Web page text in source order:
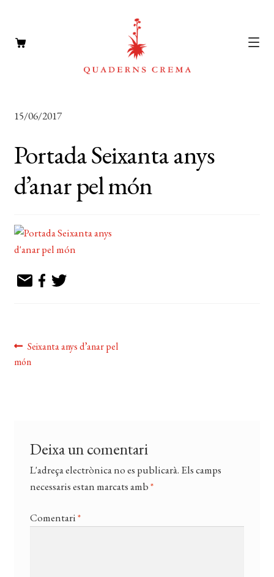
NOTÍCIES
L’EDITORIAL
DISTRIBUCIÓ
WISHLIST
15/06/2017
Portada Seixanta anys
d’anar pel món
Navegació
d'entrades
Entrada
anterior:
Seixanta anys d’anar pel
món
Deixa un comentari
L'adreça electrònica no es publicarà. Els camps
necessaris estan marcats amb*
Comentari*